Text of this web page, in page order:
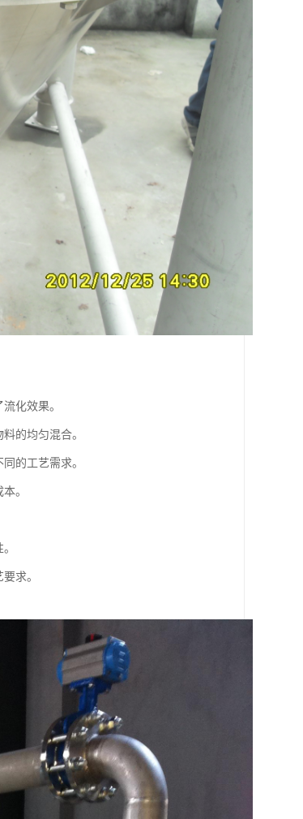
化效果。
的均匀混合。
的工艺需求。
。
求。